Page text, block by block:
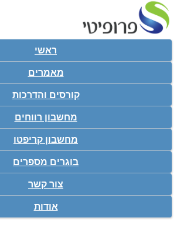
ראשי
מאמרים
קורסים והדרכות
מחשבון רווחים
מחשבון קריפטו
בוגרים מספרים
צור קשר
אודות